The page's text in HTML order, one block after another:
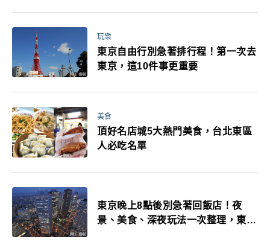
玩樂
東京自由行別急著排行程！第一次去
東京，這10件事更重要
美食
頂好名店城5大熱門美食，台北東區
人必吃名單
東京晚上8點後別急著回飯店！夜
景、美食、深夜玩法一次整理，東京